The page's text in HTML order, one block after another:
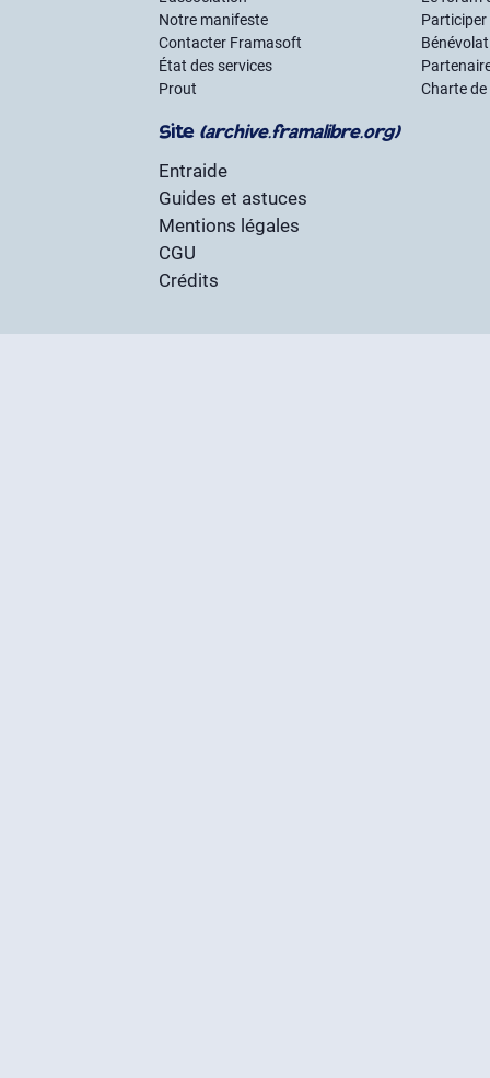
Notre manifeste
Contacter Framasoft
État des services
Prout
Participer
Charte
Site (archive.framalibre.org)
Entraide
Guides et astuces
Mentions légales
CGU
Crédits